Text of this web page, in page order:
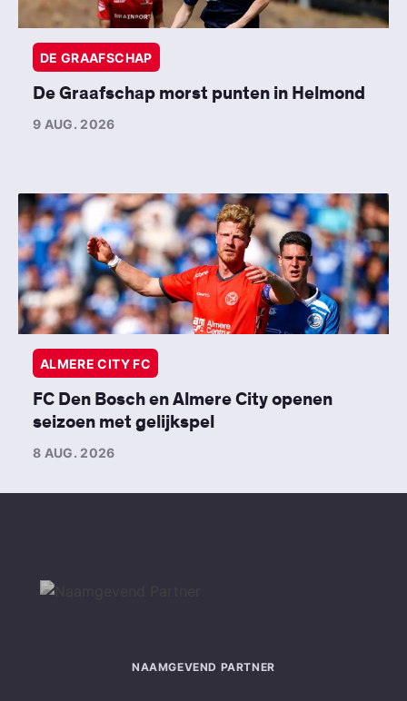
DE GRAAFSCHAP
De Graafschap morst punten in Helmond
9 AUG. 2026
ALMERE CITY FC
FC Den Bosch en Almere City openen
seizoen met gelijkspel
8 AUG. 2026
NAAMGEVEND PARTNER